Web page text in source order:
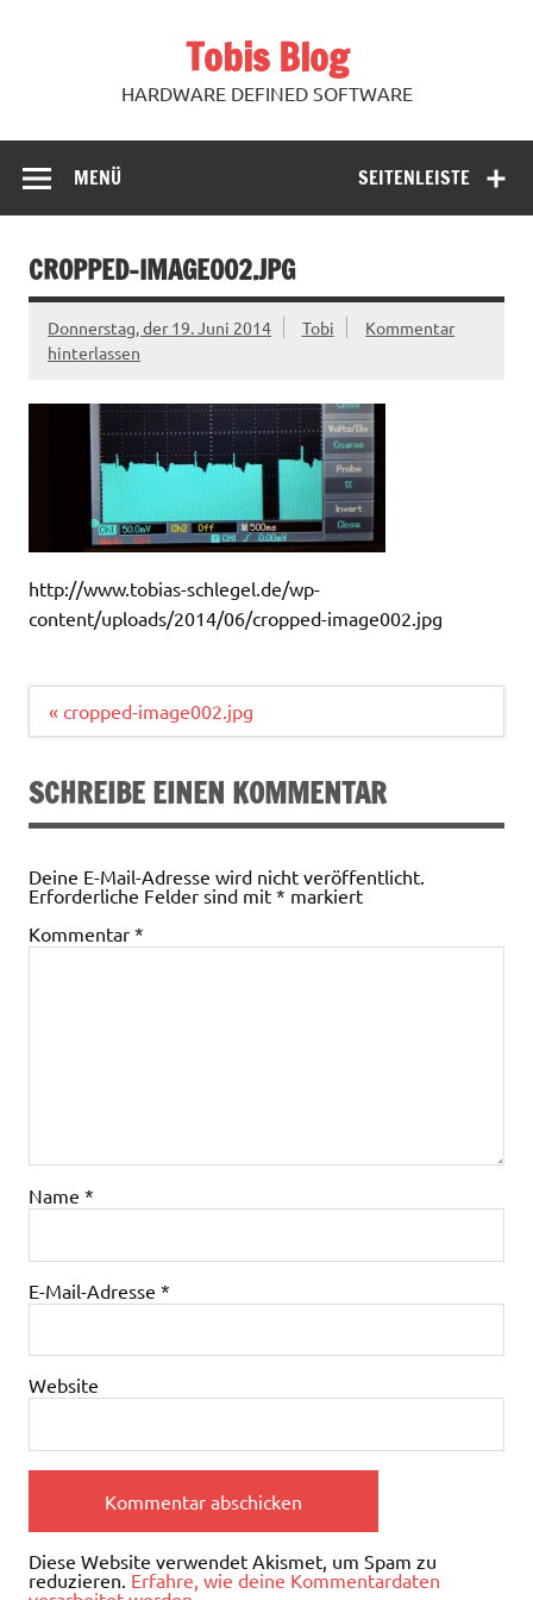
Tobis Blog
HARDWARE DEFINED SOFTWARE
SEITENLEISTE
MENÜ
CROPPED-IMAGE002.JPG
Donnerstag, der 19. Juni 2014 Tobi
Kommentar
hinterlassen
http://www.tobias-schlegel.de/wp-
content/uploads/2014/06/cropped-image002.jpg
Beitragsnavigation
« cropped-image002.jpg
SCHREIBE EINEN KOMMENTAR
Deine E-Mail-Adresse wird nicht veröffentlicht.
Erforderliche Felder sind mit * markiert
Kommentar *
Name *
E-Mail-Adresse *
Website
Diese Website verwendet Akismet, um Spam zu
reduzieren. Erfahre, wie deine Kommentardaten